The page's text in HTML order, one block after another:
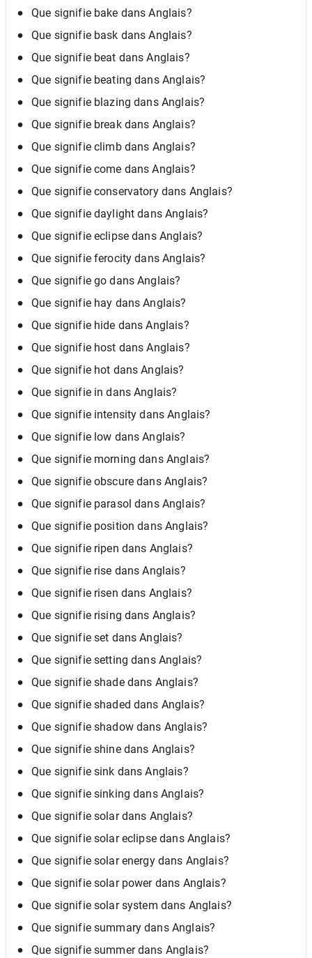
Que signifie bake dans Anglais?
Que signifie bask dans Anglais?
Que signifie beat dans Anglais?
Que signifie beating dans Anglais?
Que signifie blazing dans Anglais?
Que signifie break dans Anglais?
Que signifie climb dans Anglais?
Que signifie come dans Anglais?
Que signifie conservatory dans Anglais?
Que signifie daylight dans Anglais?
Que signifie eclipse dans Anglais?
Que signifie ferocity dans Anglais?
Que signifie go dans Anglais?
Que signifie hay dans Anglais?
Que signifie hide dans Anglais?
Que signifie host dans Anglais?
Que signifie hot dans Anglais?
Que signifie in dans Anglais?
Que signifie intensity dans Anglais?
Que signifie low dans Anglais?
Que signifie morning dans Anglais?
Que signifie obscure dans Anglais?
Que signifie parasol dans Anglais?
Que signifie position dans Anglais?
Que signifie ripen dans Anglais?
Que signifie rise dans Anglais?
Que signifie risen dans Anglais?
Que signifie rising dans Anglais?
Que signifie set dans Anglais?
Que signifie setting dans Anglais?
Que signifie shade dans Anglais?
Que signifie shaded dans Anglais?
Que signifie shadow dans Anglais?
Que signifie shine dans Anglais?
Que signifie sink dans Anglais?
Que signifie sinking dans Anglais?
Que signifie solar dans Anglais?
Que signifie solar eclipse dans Anglais?
Que signifie solar energy dans Anglais?
Que signifie solar power dans Anglais?
Que signifie solar system dans Anglais?
Que signifie summary dans Anglais?
Que signifie summer dans Anglais?